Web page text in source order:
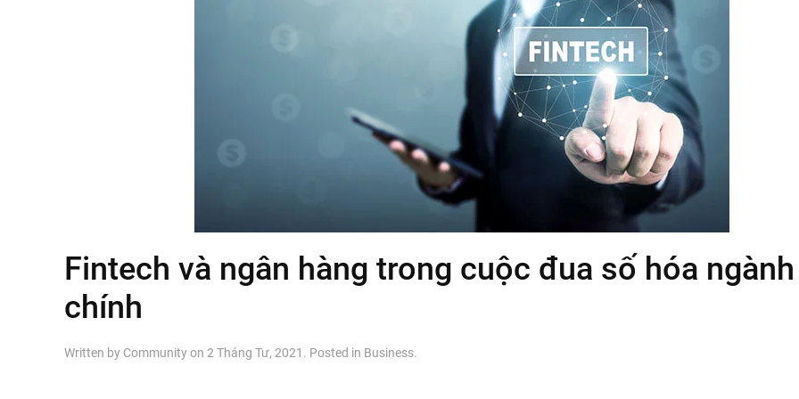
Fintech và ngân hàng trong cuộc đua số hóa
chính
Written by Communityon 2 Tháng Tư, 2021 . Posted in Business.